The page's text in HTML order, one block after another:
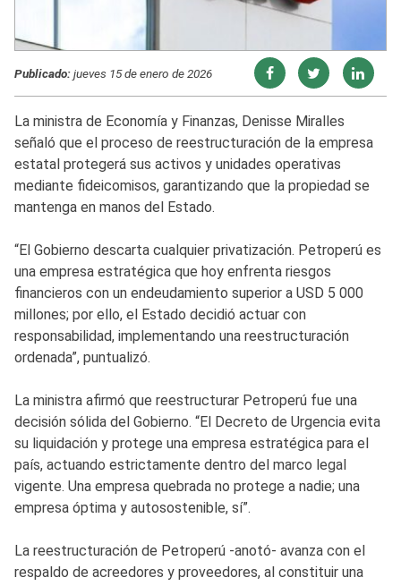
Publicado:jueves 15 de enero de 2026
La ministra de Economía y Finanzas, Denisse Miralles
señaló que el proceso de reestructuración de la empresa
estatal protegerá sus activos y unidades operativas
mediante fideicomisos, garantizando que la propiedad se
mantenga en manos del Estado.
“El Gobierno descarta cualquier privatización. Petroperú es
una empresa estratégica que hoy enfrenta riesgos
financieros con un endeudamiento superior a USD 5 000
millones; por ello, el Estado decidió actuar con
responsabilidad, implementando una reestructuración
ordenada”, puntualizó.
La ministra afirmó que reestructurar Petroperú fue una
decisión sólida del Gobierno. “El Decreto de Urgencia evita
su liquidación y protege una empresa estratégica para el
país, actuando estrictamente dentro del marco legal
vigente. Una empresa quebrada no protege a nadie; una
empresa óptima y autosostenible, sí”.
La reestructuración de Petroperú -anotó- avanza con el
respaldo de acreedores y proveedores, al constituir una